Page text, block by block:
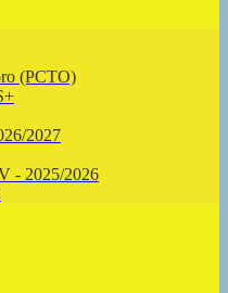
(PCTO)
2027
- 2025/2026